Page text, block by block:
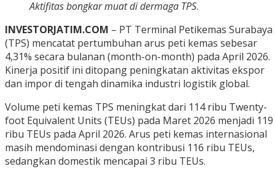
Aktifitas bongkar muat di dermaga TPS.
INVESTORJATIM.COM – PT Terminal Petikemas Surabaya
(TPS) mencatat pertumbuhan arus peti kemas sebesar
4,31% secara bulanan (month-on-month) pada April 2026.
Kinerja positif ini ditopang peningkatan aktivitas ekspor
dan impor di tengah dinamika industri logistik global.
Volume peti kemas TPS meningkat dari 114 ribu Twenty-
foot Equivalent Units (TEUs) pada Maret 2026 menjadi 119
ribu TEUs pada April 2026. Arus peti kemas internasional
masih mendominasi dengan kontribusi 116 ribu TEUs,
sedangkan domestik mencapai 3 ribu TEUs.